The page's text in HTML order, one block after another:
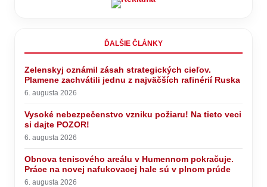
ĎALŠIE ČLÁNKY
Zelenskyj oznámil zásah strategických cieľov.
Plamene zachvátili jednu z najväčších rafinérií Ruska
6. augusta 2026
Vysoké nebezpečenstvo vzniku požiaru! Na tieto veci
si dajte POZOR!
6. augusta 2026
Obnova tenisového areálu v Humennom pokračuje.
Práce na novej nafukovacej hale sú v plnom prúde
6. augusta 2026